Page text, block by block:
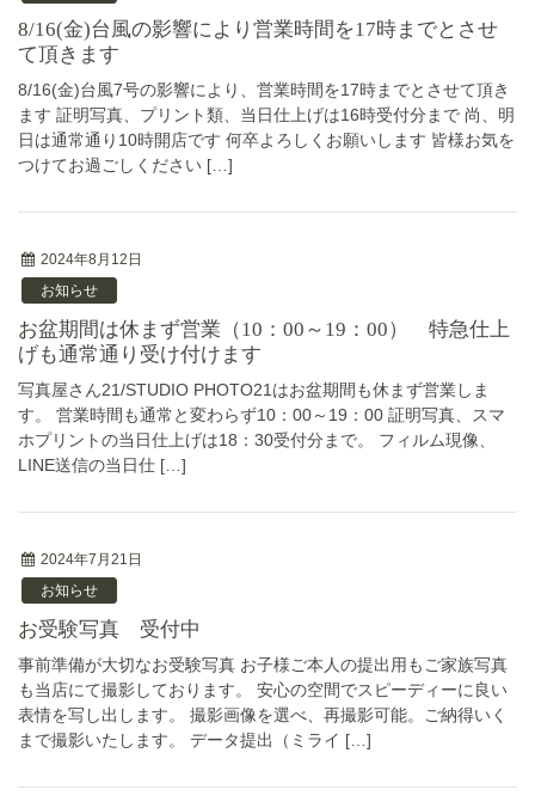
8/16(金)台風の影響により営業時間を17時までとさせ
て頂きます
8/16(金)台風7号の影響により、営業時間を17時までとさせて頂き
ます 証明写真、プリント類、当日仕上げは16時受付分まで 尚、明
日は通常通り10時開店です 何卒よろしくお願いします 皆様お気を
つけてお過ごしください […]
2024年8月12日
お知らせ
お盆期間は休まず営業（10：00～19：00） 特急仕上
げも通常通り受け付けます
写真屋さん21/STUDIO PHOTO21はお盆期間も休まず営業しま
す。 営業時間も通常と変わらず10：00～19：00 証明写真、スマ
ホプリントの当日仕上げは18：30受付分まで。 フィルム現像、
LINE送信の当日仕 […]
2024年7月21日
お知らせ
お受験写真 受付中
事前準備が大切なお受験写真 お子様ご本人の提出用もご家族写真
も当店にて撮影しております。 安心の空間でスピーディーに良い
表情を写し出します。 撮影画像を選べ、再撮影可能。ご納得いく
まで撮影いたします。 データ提出（ミライ […]